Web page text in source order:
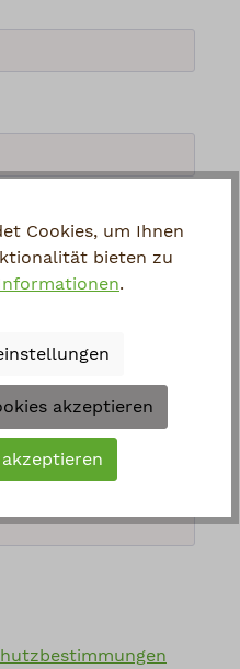
Sie die oben
*
Cookies, um Ihnen
bieten zu
.
akzeptieren